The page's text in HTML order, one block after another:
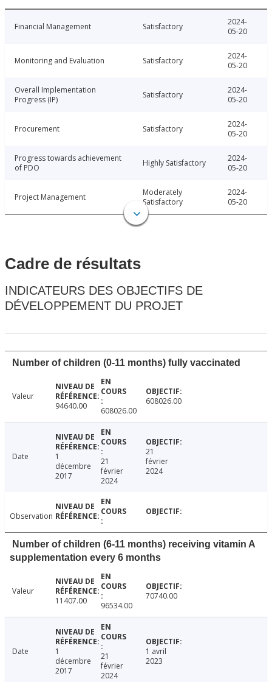
Financial Management Satisfactory
2024-
05-20
Monitoring and Evaluation Satisfactory
2024-
05-20
Overall Implementation
Progress (IP)
Satisfactory
2024-
05-20
Procurement Satisfactory
2024-
05-20
Progress towards achievement
of PDO
Highly Satisfactory
2024-
05-20
Project Management
Moderately
Satisfactory
2024-
05-20
Cadre de résultats
INDICATEURS DES OBJECTIFS DE
DÉVELOPPEMENT DU PROJET
Number of children (0-11 months) fully vaccinated
Valeur
94640.00
608026.00
608026.00
Date
1
décembre
2017
21
février
2024
21
février
2024
Observation
Number of children (6-11 months) receiving vitamin A
supplementation every 6 months
Valeur
11407.00
96534.00
70740.00
Date
1
décembre
2017
21
février
2024
1 avril
2023